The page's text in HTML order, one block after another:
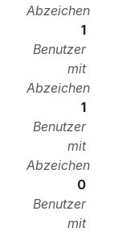
Abzeichen
1
Benutzer
mit
Abzeichen
1
Benutzer
mit
Abzeichen
0
Benutzer
mit